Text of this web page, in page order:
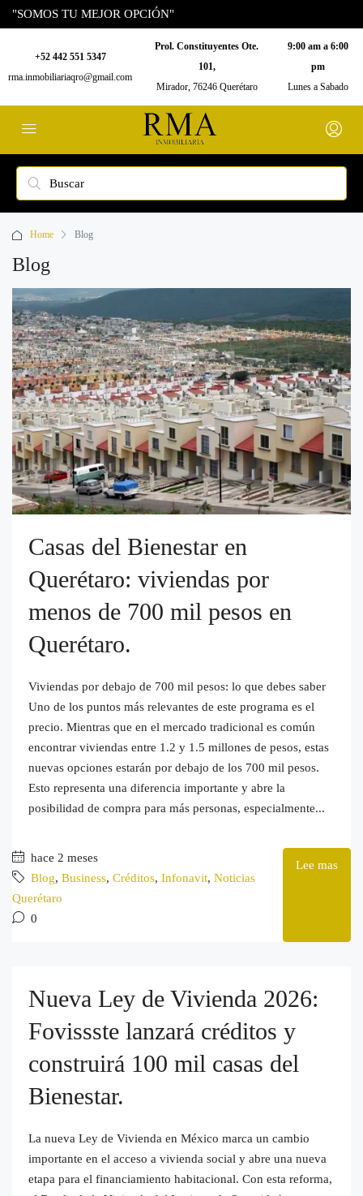
"SOMOS TU MEJOR OPCIÓN"
+52 442 551 5347
rma.inmobiliariaqro@gmail.com
Prol. Constituyentes Ote.
101,
Mirador, 76246 Querétaro
9:00 am a 6:00
pm
Lunes a Sabado
Home Blog
Blog
Casas del Bienestar en
Querétaro: viviendas por
menos de 700 mil pesos en
Querétaro.
Viviendas por debajo de 700 mil pesos: lo que debes saber
Uno de los puntos más relevantes de este programa es el
precio. Mientras que en el mercado tradicional es común
encontrar viviendas entre 1.2 y 1.5 millones de pesos, estas
nuevas opciones estarán por debajo de los 700 mil pesos.
Esto representa una diferencia importante y abre la
posibilidad de compra para más personas, especialmente...
hace 2 meses
Blog, Business, Créditos, Infonavit, Noticias
Querétaro
0
Lee mas
Nueva Ley de Vivienda 2026:
Fovissste lanzará créditos y
construirá 100 mil casas del
Bienestar.
La nueva Ley de Vivienda en México marca un cambio
importante en el acceso a vivienda social y abre una nueva
etapa para el financiamiento habitacional. Con esta reforma,